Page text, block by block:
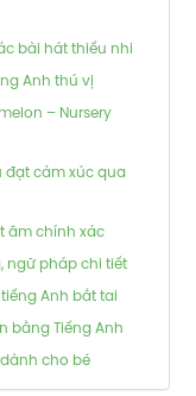
bài hát thiếu nhi
Anh thú vị
– Nursery
đạt cảm xúc qua
âm chính xác
ngữ pháp chi tiết
Anh bắt tai
bằng Tiếng Anh
dành cho bé